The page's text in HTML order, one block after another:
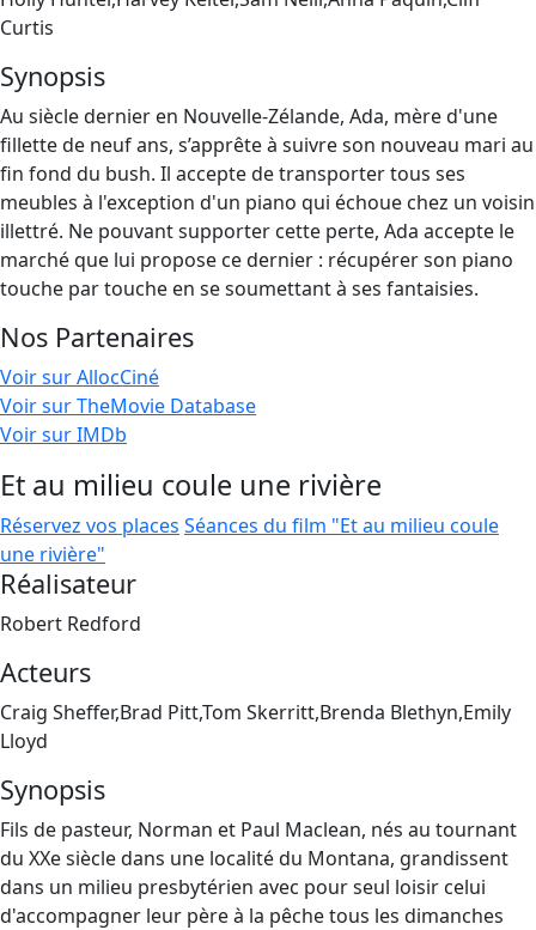
Curtis
Synopsis
Au siècle dernier en Nouvelle-Zélande, Ada, mère d'une
fillette de neuf ans, s’apprête à suivre son nouveau mari au
fin fond du bush. Il accepte de transporter tous ses
meubles à l'exception d'un piano qui échoue chez un voisin
illettré. Ne pouvant supporter cette perte, Ada accepte le
marché que lui propose ce dernier : récupérer son piano
touche par touche en se soumettant à ses fantaisies.
Nos Partenaires
Voir sur AllocCiné
Voir sur TheMovie Database
Voir sur IMDb
Et au milieu coule une rivière
Réservez vos places Séances du film "Et au milieu coule
une rivière"
Réalisateur
Robert Redford
Acteurs
Craig Sheffer,Brad Pitt,Tom Skerritt,Brenda Blethyn,Emily
Lloyd
Synopsis
Fils de pasteur, Norman et Paul Maclean, nés au tournant
du XXe siècle dans une localité du Montana, grandissent
dans un milieu presbytérien avec pour seul loisir celui
d'accompagner leur père à la pêche tous les dimanches